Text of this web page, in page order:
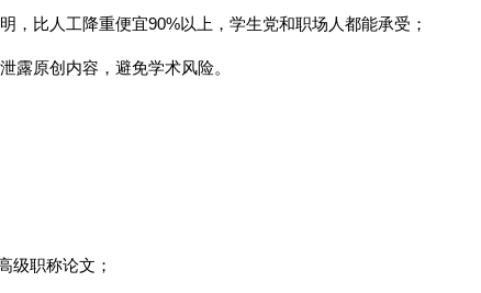
，比人工降重便宜90%以上，学生党和职场人都能承受；
露原创内容，避免学术风险。
级职称论文；